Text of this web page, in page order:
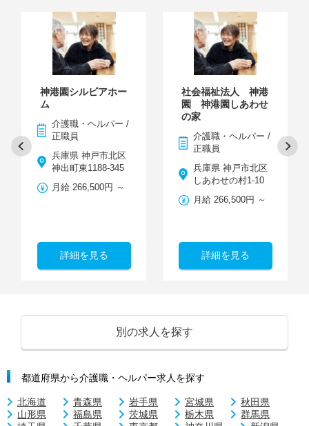
神港園シルビアホー
ム
介護職・ヘルパー /
正職員
兵庫県 神戸市北区
神出町東1188-345
月給 266,500円 ～
詳細を見る
社会福祉法人 神港
園 神港園しあわせ
の家
介護職・ヘルパー /
正職員
兵庫県 神戸市北区
しあわせの村1-10
月給 266,500円 ～
詳細を見る
別の求人を探す
都道府県から介護職・ヘルパー求人を探す
北海道 青森県 岩手県 宮城県
秋田県
山形県
福島県 茨城県 栃木県
群馬県